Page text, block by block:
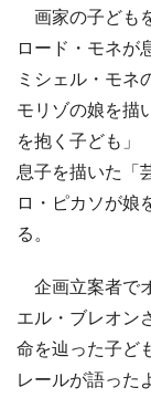
画家の子ども
ロード・モネが
ミシェル・モネ
モリゾの娘を描
を抱く子ども」
息子を描いた「
ロ・ピカソが娘
る。
企画立案者で
エル・ブレオン
命を辿った子ど
レールが語った